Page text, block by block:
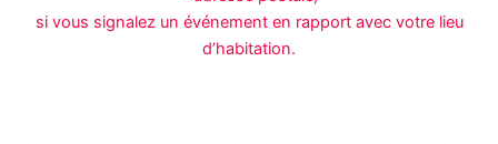
si vous signalez un événement en rapport avec votre lieu
d’habitation.